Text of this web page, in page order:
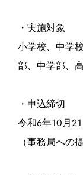
・実施対象
小学校、中学
部、中学部、
・申込締切
令和6年10月
（事務局への